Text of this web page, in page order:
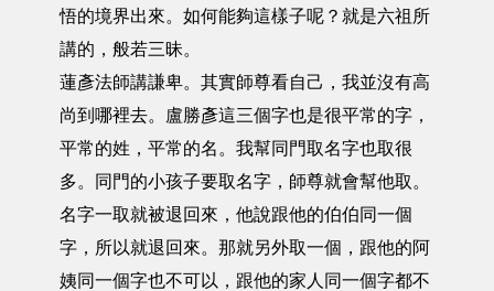
悟的境界出來。如何能夠這樣子呢？就是六祖所
講的，般若三昧。
蓮彥法師講謙卑。其實師尊看自己，我並沒有高
尚到哪裡去。盧勝彥這三個字也是很平常的字，
平常的姓，平常的名。我幫同門取名字也取很
多。同門的小孩子要取名字，師尊就會幫他取。
名字一取就被退回來，他說跟他的伯伯同一個
字，所以就退回來。那就另外取一個，跟他的阿
姨同一個字也不可以，跟他的家人同一個字都不